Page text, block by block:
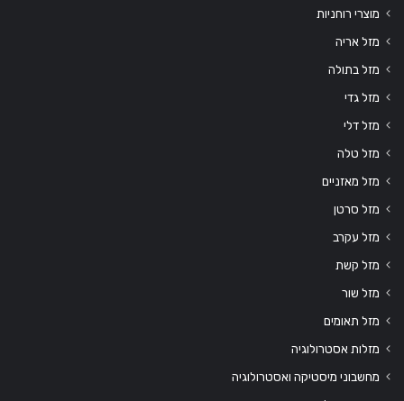
מוצרי רוחניות
מזל אריה
מזל בתולה
מזל גדי
מזל דלי
מזל טלה
מזל מאזניים
מזל סרטן
מזל עקרב
מזל קשת
מזל שור
מזל תאומים
מזלות אסטרולוגיה
מחשבוני מיסטיקה ואסטרולוגיה